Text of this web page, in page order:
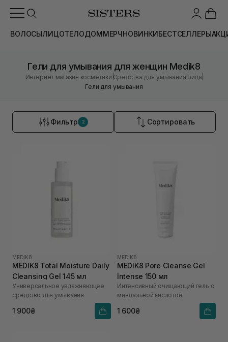
ВОЛОСЫЛИЦОТЕЛОДОММЕРЧНОВИНКИБЕСТСЕЛЛЕРЫ
Гели для умывания для женщин Medik8
Интернет магазин косметики |Средства для умывания лица
Гели для умывания
Фильтр 2 Сортировать
MEDIK8
MEDIK8 Total Moisture Daily
Cleansing Gel 145 мл
Универсальное увлажняющее
средство для умывания
1 900₴
MEDIK8
MEDIK8 Pore Cleanse Gel
Intense 150 мл
Интенсивный очищающий гель с
миндальной кислотой
1 600₴